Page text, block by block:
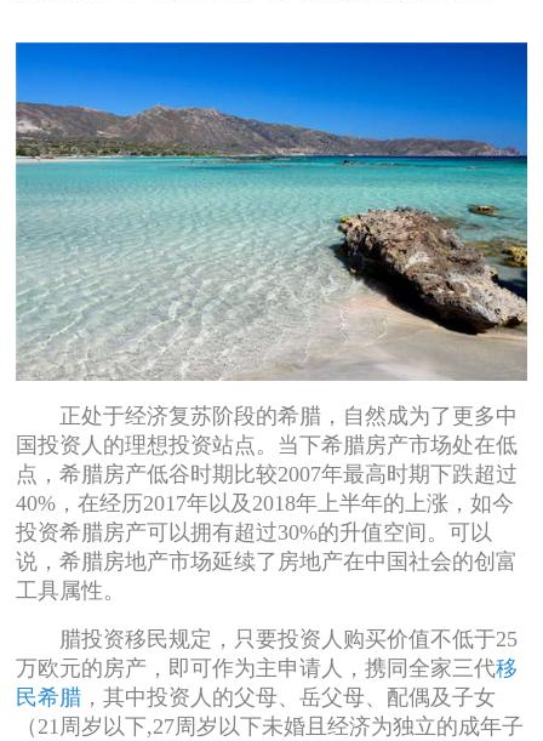
正处于经济复苏阶段的希腊，自然成为了更多中
国投资人的理想投资站点。当下希腊房产市场处在低
点，希腊房产低谷时期比较2007年最高时期下跌超过
40%，在经历2017年以及2018年上半年的上涨，如今
投资希腊房产可以拥有超过30%的升值空间。可以
说，希腊房地产市场延续了房地产在中国社会的创富
工具属性。
腊投资移民规定，只要投资人购买价值不低于25
万欧元的房产，即可作为主申请人，携同全家三代移
民希腊 ，其中投资人的父母、岳父母、配偶及子女
（21周岁以下,27周岁以下未婚且经济为独立的成年子